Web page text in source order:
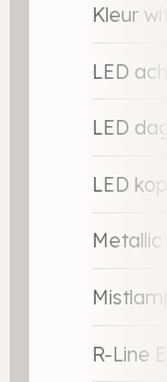
Kleur wit
LED
LED
LED
Metallic
R-Line